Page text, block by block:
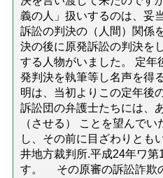
義の人」扱いするのは、妥
訴訟の判決の（人間）関係
決の後に原発訴訟の判決を
する人物がいました。 定年
発判決を執筆等し名声を得
明は、当初よりこの定年後
訴訟団の弁護士たちには、
（させる） ことを望んで
し、その前に目ざわりとも
井地方裁判所.平成24年ワ
す。 その原審の訴訟詐欺